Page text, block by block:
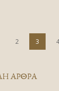
2 3 4
ΑΡΘΡΑ